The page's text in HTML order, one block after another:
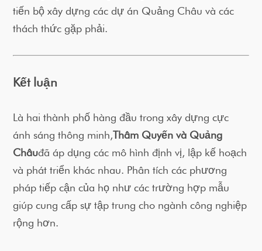
tiến bộ xây dựng các dự án Quảng Châu và các
thách thức gặp phải.
Kết luận
Là hai thành phố hàng đầu trong xây dựng cực
ánh sáng thông minh,Thâm Quyến và Quảng
Châuđã áp dụng các mô hình định vị, lập kế hoạch
và phát triển khác nhau. Phân tích các phương
pháp tiếp cận của họ như các trường hợp mẫu
giúp cung cấp sự tập trung cho ngành công nghiệp
rộng hơn.